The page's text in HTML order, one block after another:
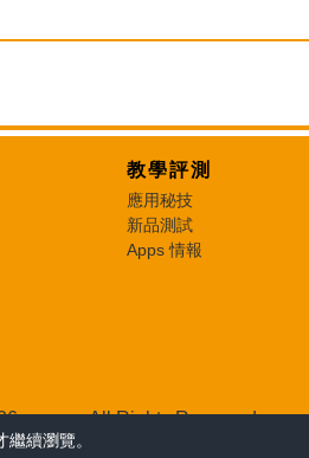
繼續瀏覽。
教學評測
應用秘技
新品測試
Apps 情報
e-zone. All Rights Reserved.